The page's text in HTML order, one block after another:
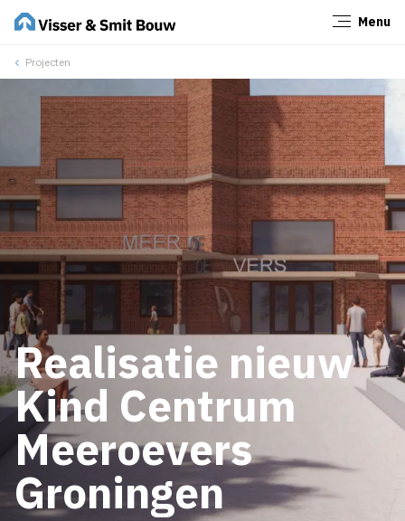
Menu
Projecten
Realisatie nieuw
Kind Centrum
Meeroevers
Groningen
Sluiten